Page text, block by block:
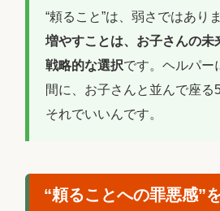
“頼ること”は、弱さではあり
増やすことは、お子さんの未
戦略的な選択です。ヘルパー
間に、お子さんと並んで座る
それでいいんです。
“頼ることへの罪悪感”